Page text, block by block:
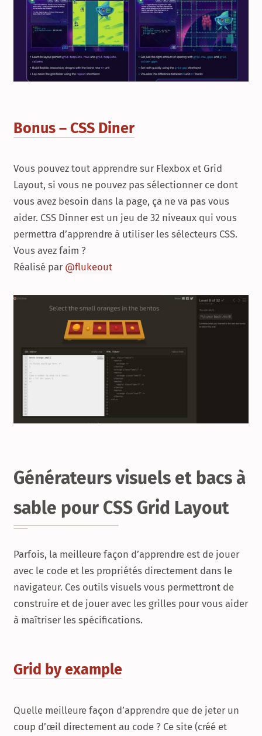
Bonus – CSS Diner
Vous pouvez tout apprendre sur Flexbox et Grid
Layout, si vous ne pouvez pas sélectionner ce dont
vous avez besoin dans la page, ça ne va pas vous
aider. CSS Dinnerest un jeu de 32 niveaux qui vous
permettra d’apprendre à utiliser les sélecteurs CSS.
Vous avez faim ?
Réalisé par @flukeout
Générateurs visuels et bacs à
sable pour CSS Grid Layout
Parfois, la meilleure façon d’apprendre est de jouer
avec le code et les propriétés directement dans le
navigateur. Ces outils visuels vous permettront de
construire et de jouer avec les grilles pour vous aider
à maîtriser les spécifications.
Grid by example
Quelle meilleure façon d’apprendre que de jeter un
coup d’œil directement au code ? Ce site (créé et